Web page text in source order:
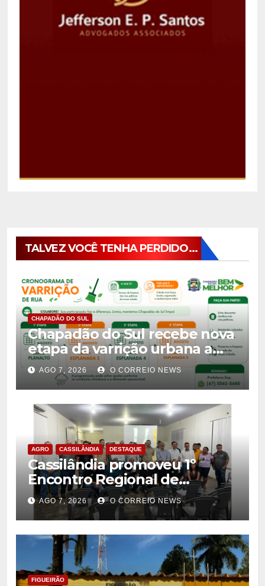
TALVEZ VOCÊ TENHA PERDIDO...
CHAPADÃO DO SUL
Chapadão do Sul recebe nova
etapa da varrição urbana a
partir de 10 de agosto
AGO 7, 2026 O CORREIO NEWS
AGRO CASSILÂNDIA DESTAQUE
Cassilândia promoveu 1º
Encontro Regional de
Citricultores e fortalece o
desenvolvimento da
citricultura
AGO 7, 2026 O CORREIO NEWS
FIGUEIRÃO